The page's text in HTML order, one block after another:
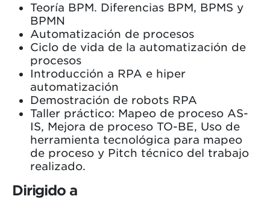
Teoría BPM. Diferencias BPM, BPMS y
BPMN
Automatización de procesos
Ciclo de vida de la automatización de
procesos
Introducción a RPA e hiper
automatización
Demostración de robots RPA
Taller práctico: Mapeo de proceso AS-
IS, Mejora de proceso TO-BE, Uso de
herramienta tecnológica para mapeo
de proceso y Pitch técnico del trabajo
realizado.
Dirigido a